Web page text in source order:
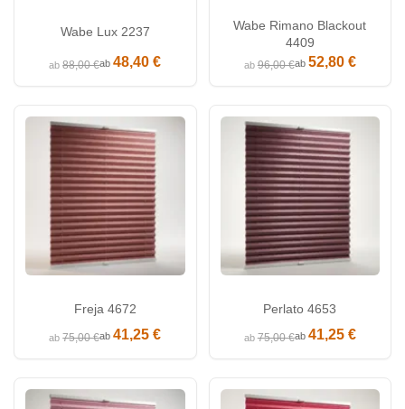
Wabe Lux 2237
ab88,00 €ab48,40 €
Wabe Rimano Blackout
4409
ab96,00 €ab 52,80 €
Freja 4672
ab75,00 €ab41,25 €
Perlato 4653
ab75,00 €ab 41,25 €